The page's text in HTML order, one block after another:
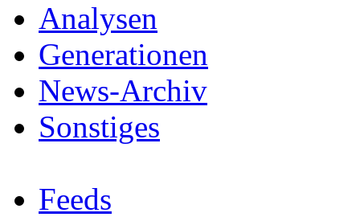
Analysen
Generationen
News-Archiv
Sonstiges
Feeds